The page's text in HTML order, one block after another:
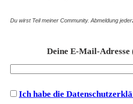
Du wirst Teil meiner Community. Abmeldung
Deine E-Mail-
Ich habe die